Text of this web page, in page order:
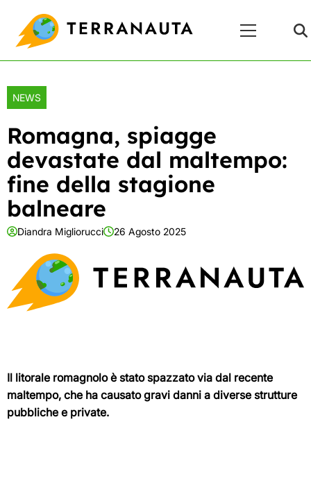
content
Principale
NEWS
Romagna, spiagge
devastate dal maltempo:
fine della stagione
balneare
Diandra Migliorucci 26 Agosto 2025
Il litorale romagnolo è stato spazzato via dal recente
maltempo, che ha causato gravi danni a diverse strutture
pubbliche e private.